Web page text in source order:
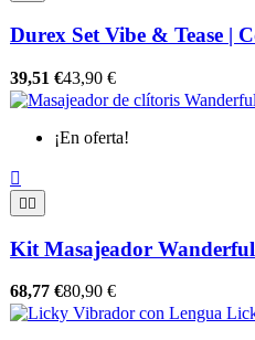
Durex Set Vibe & Tease |
39,51 €43,90 €
¡En oferta!

 
Kit Masajeador Wanderful
68,77 €80,90 €